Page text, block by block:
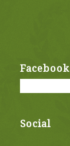
Facebook
Social